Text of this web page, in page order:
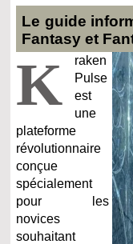
Le guide
Fantasy et
K
raken
Pulse
est
une
plateforme
révolutionnaire
conçue
spécialement
pour les
novices
souhaitant